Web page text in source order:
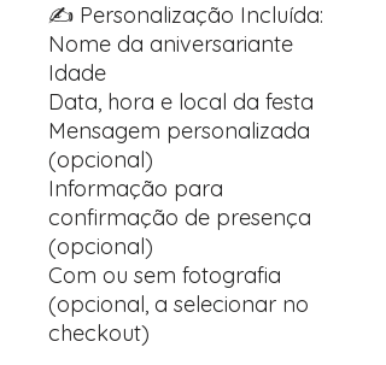
✍️ Personalização Incluída:
Nome da aniversariante
Idade
Data, hora e local da festa
Mensagem personalizada
(opcional)
Informação para
confirmação de presença
(opcional)
Com ou sem fotografia
(opcional, a selecionar no
checkout)